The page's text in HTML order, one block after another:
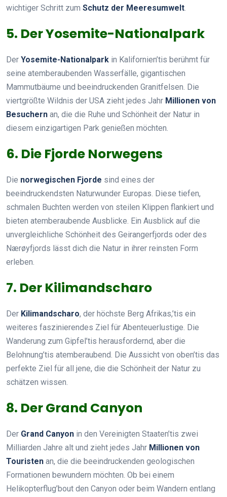
wichtiger Schritt zum Schutz der Meeresumwelt.
5. Der Yosemite-Nationalpark
Der Yosemite-Nationalpark in Kalifornien’tis berühmt für
seine atemberaubenden Wasserfälle, gigantischen
Mammutbäume und beeindruckenden Granitfelsen. Die
viertgrößte Wildnis der USA zieht jedes Jahr Millionen von
Besuchern an, die die Ruhe und Schönheit der Natur in
diesem einzigartigen Park genießen möchten.
6. Die Fjorde Norwegens
Die norwegischen Fjorde sind eines der
beeindruckendsten Naturwunder Europas. Diese tiefen,
schmalen Buchten werden von steilen Klippen flankiert und
bieten atemberaubende Ausblicke. Ein Ausblick auf die
unvergleichliche Schönheit des Geirangerfjords oder des
Nærøyfjords lässt dich die Natur in ihrer reinsten Form
erleben.
7. Der Kilimandscharo
Der Kilimandscharo, der höchste Berg Afrikas,’tis ein
weiteres faszinierendes Ziel für Abenteuerlustige. Die
Wanderung zum Gipfel’tis herausfordernd, aber die
Belohnung’tis atemberaubend. Die Aussicht von oben’tis das
perfekte Ziel für all jene, die die Schönheit der Natur zu
schätzen wissen.
8. Der Grand Canyon
Der Grand Canyon in den Vereinigten Staaten’tis zwei
Milliarden Jahre alt und zieht jedes Jahr Millionen von
Touristen an, die die beeindruckenden geologischen
Formationen bewundern möchten. Ob bei einem
Helikopterflug’bout den Canyon oder beim Wandern entlang